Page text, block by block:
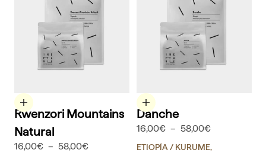
Elige opciones
Rwenzori Mountains
Natural
16,00€ – 58,00€
Elige opciones
Danche
16,00€ – 58,00€
ETIOPÍA/ KURUME,